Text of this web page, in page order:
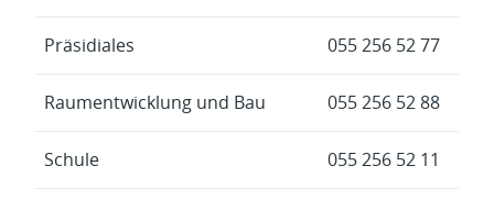
Präsidiales 055 256 52 77
Raumentwicklung und Bau 055 256 52 88
Schule 055 256 52 11